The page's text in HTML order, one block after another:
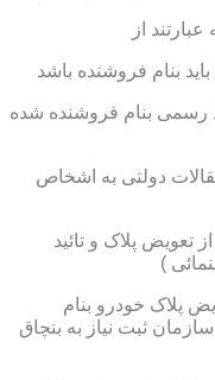
بنام فروشنده باشد
رسمی بنام فروشنده شده
دولتی به اشخاص
تعویض پلاک و تائید
)
پلاک خودرو بنام
که طبق تائید سازمان ثبت نیاز به بنچاق